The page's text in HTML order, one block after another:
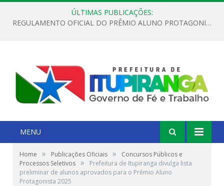
ÚLTIMAS PUBLICAÇÕES:
REGULAMENTO OFICIAL DO PRÊMIO ALUNO PROTAGONISTA – EDIÇÃO 2026
MENU
Home » Publicações Oficiais »
Concursos Públicos e
Processos Seletivos »
Prefeitura de Itupiranga divulga lista
preliminar de alunos aprovados para o Prêmio Aluno
Protagonista 2025